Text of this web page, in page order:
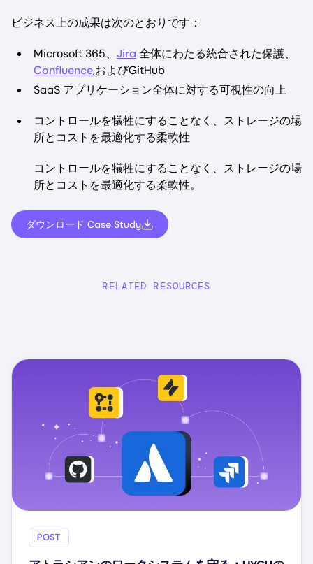
ビジネス上の成果は次のとおりです：
Microsoft 365、 Jira 全体にわたる統合された保護、
Confluence,およびGitHub
SaaS アプリケーション全体に対する可視性の向上
コントロールを犠牲にすることなく、ストレージの場
所とコストを最適化する柔軟性
コントロールを犠牲にすることなく、ストレージの場
所とコストを最適化する柔軟性。
ダウンロード Case Study
RELATED RESOURCES
POST